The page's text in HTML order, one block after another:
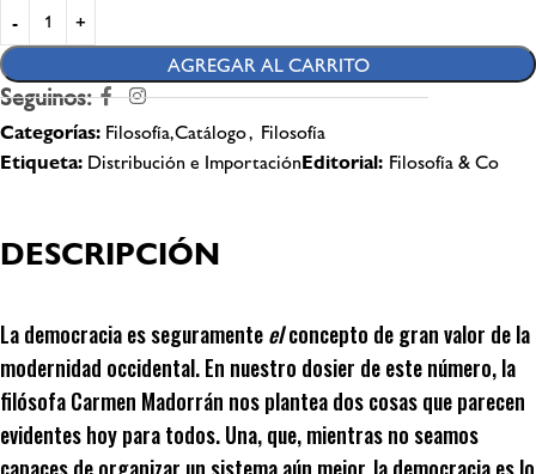
AGREGAR AL CARRITO
Seguinos:
Categorías: Filosofía,Catálogo, Filosofía
Etiqueta: Distribución e ImportaciónEditorial: Filosofía & Co
DESCRIPCIÓN
La democracia es seguramenteelconcepto de gran valor de la
modernidad occidental. En nuestro dosier de este número, la
filósofa Carmen Madorrán nos plantea dos cosas que parecen
evidentes hoy para todos. Una, que, mientras no seamos